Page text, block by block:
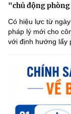
"chủ động
Có hiệu lực từ
pháp lý mới cho
với định hướng lấy